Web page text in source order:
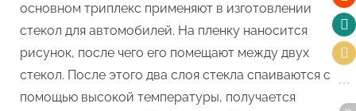
основном триплекс применяют в изготовлении
стекол для автомобилей. На пленку наносится
рисунок, после чего его помещают между двух
стекол. После этого два слоя стекла спаиваются с
помощью высокой температуры, получается